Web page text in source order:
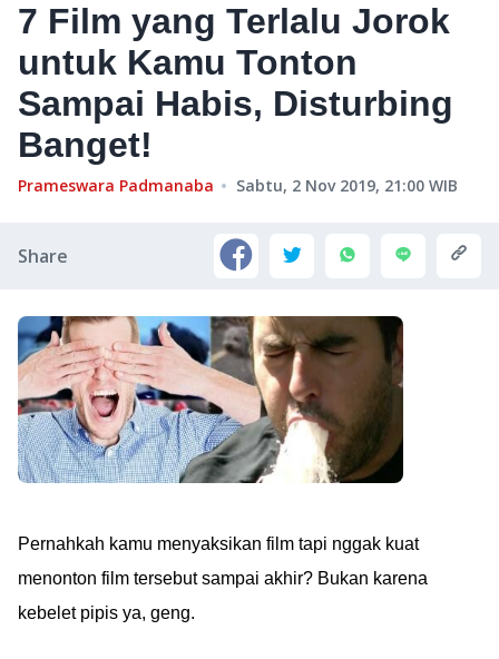
7 Film yang Terlalu Jorok
untuk Kamu Tonton
Sampai Habis, Disturbing
Banget!
Prameswara Padmanaba Sabtu, 2 Nov 2019, 21:00 WIB
Share
Pernahkah kamu menyaksikan film tapi nggak kuat
menonton film tersebut sampai akhir? Bukan karena
kebelet pipis ya, geng.